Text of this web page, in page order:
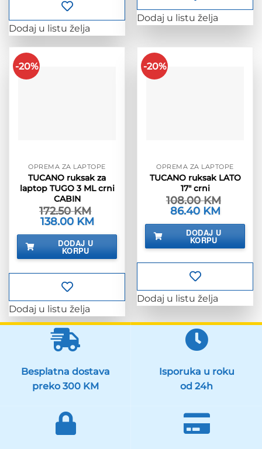
Dodaj u listu želja
Dodaj u listu želja
-20%
OPREMA ZA LAPTOPE
TUCANO ruksak za
laptop TUGO 3 ML crni
CABIN
172.50KM
Izvorna
cijena
bila
172.50 KM.
138.00 KM
je:
DODAJ U
KORPU
Dodaj u listu želja
-20%
OPREMA ZA LAPTOPE
TUCANO ruksak LATO
17″ crni
108.00KM
Izvorna
cijena
bila
108.00 KM.
86.40 KM
je:
86.40 KM.
DODAJ U
KORPU
Dodaj u listu želja
Besplatna dostava
preko 300 KM
Isporuka u roku
od 24h